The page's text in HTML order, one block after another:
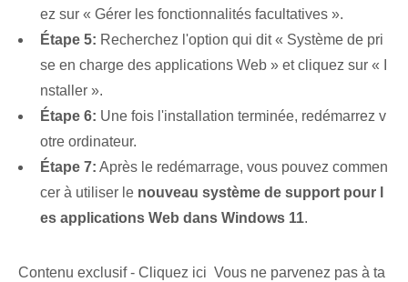
ez sur « Gérer les fonctionnalités facultatives ».
Étape 5: Recherchez l'option qui dit « Système de pri
se en charge des applications Web » et cliquez sur « I
nstaller ».
Étape 6: Une fois l'installation terminée, redémarrez v
otre ordinateur.
Étape 7: Après le redémarrage, vous pouvez commen
cer à utiliser le nouveau système de support pour l
es applications Web dans Windows 11.
Contenu exclusif - Cliquez ici Vous ne parvenez pas à ta